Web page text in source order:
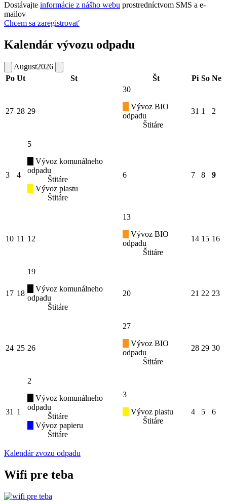
Dostávajte informácie z nášho webu prostredníctvom SMS a e-
mailov
Chcem sa zaregistrovať
Kalendár vývozu odpadu
August2026
Po Ut St Št Pi So Ne
27 28 29
30
Vývoz BIO
odpadu
Štitáre
31 1 2
3 4
5
Vývoz komunálneho
odpadu
Štitáre
Vývoz plastu
Štitáre
6 7 8 9
10 11 12
13
Vývoz BIO
odpadu
Štitáre
14 15 16
17 18
19
Vývoz komunálneho
odpadu
Štitáre
20 21 22 23
24 25 26
27
Vývoz BIO
odpadu
Štitáre
28 29 30
31 1
2
Vývoz komunálneho
odpadu
Štitáre
Vývoz papieru
Štitáre
3
Vývoz plastu
Štitáre
4 5 6
Kalendár zvozu odpadu
Wifi pre teba